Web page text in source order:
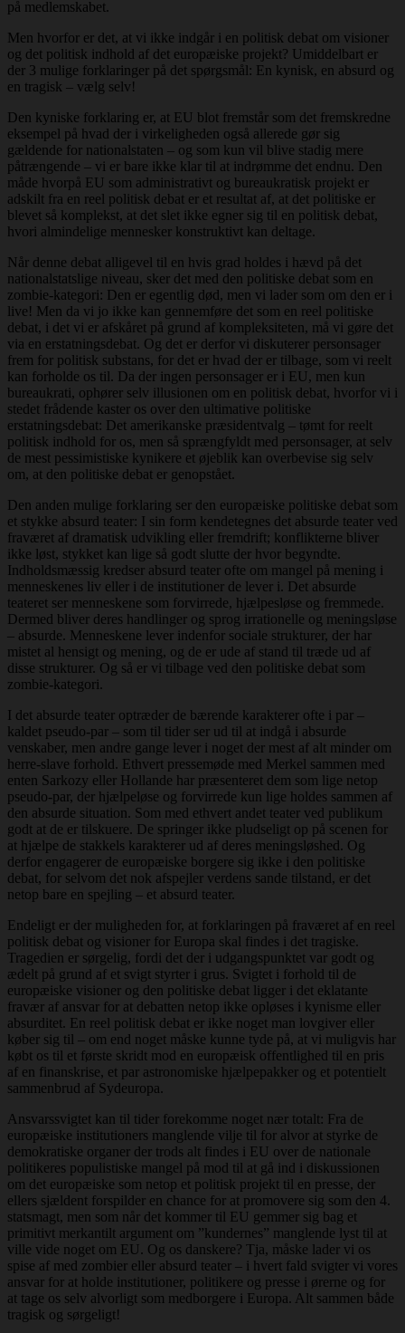
på medlemskabet.
Men hvorfor er det, at vi ikke indgår i en politisk debat om visioner
og det politisk indhold af det europæiske projekt? Umiddelbart er
der 3 mulige forklaringer på det spørgsmål: En kynisk, en absurd og
en tragisk – vælg selv!
Den kyniske forklaring er, at EU blot fremstår som det fremskredne
eksempel på hvad der i virkeligheden også allerede gør sig
gældende for nationalstaten – og som kun vil blive stadig mere
påtrængende – vi er bare ikke klar til at indrømme det endnu. Den
måde hvorpå EU som administrativt og bureaukratisk projekt er
adskilt fra en reel politisk debat er et resultat af, at det politiske er
blevet så komplekst, at det slet ikke egner sig til en politisk debat,
hvori almindelige mennesker konstruktivt kan deltage.
Når denne debat alligevel til en hvis grad holdes i hævd på det
nationalstatslige niveau, sker det med den politiske debat som en
zombie-kategori: Den er egentlig død, men vi lader som om den er i
live! Men da vi jo ikke kan gennemføre det som en reel politiske
debat, i det vi er afskåret på grund af kompleksiteten, må vi gøre det
via en erstatningsdebat. Og det er derfor vi diskuterer personsager
frem for politisk substans, for det er hvad der er tilbage, som vi reelt
kan forholde os til. Da der ingen personsager er i EU, men kun
bureaukrati, ophører selv illusionen om en politisk debat, hvorfor vi i
stedet frådende kaster os over den ultimative politiske
erstatningsdebat: Det amerikanske præsidentvalg – tømt for reelt
politisk indhold for os, men så sprængfyldt med personsager, at selv
de mest pessimistiske kynikere et øjeblik kan overbevise sig selv
om, at den politiske debat er genopstået.
Den anden mulige forklaring ser den europæiske politiske debat som
et stykke absurd teater: I sin form kendetegnes det absurde teater ved
fraværet af dramatisk udvikling eller fremdrift; konflikterne bliver
ikke løst, stykket kan lige så godt slutte der hvor begyndte.
Indholdsmæssig kredser absurd teater ofte om mangel på mening i
menneskenes liv eller i de institutioner de lever i. Det absurde
teateret ser menneskene som forvirrede, hjælpesløse og fremmede.
Dermed bliver deres handlinger og sprog irrationelle og meningsløse
– absurde. Menneskene lever indenfor sociale strukturer, der har
mistet al hensigt og mening, og de er ude af stand til træde ud af
disse strukturer. Og så er vi tilbage ved den politiske debat som
zombie-kategori.
I det absurde teater optræder de bærende karakterer ofte i par –
kaldet pseudo-par – som til tider ser ud til at indgå i absurde
venskaber, men andre gange lever i noget der mest af alt minder om
herre-slave forhold. Ethvert pressemøde med Merkel sammen med
enten Sarkozy eller Hollande har præsenteret dem som lige netop
pseudo-par, der hjælpeløse og forvirrede kun lige holdes sammen af
den absurde situation. Som med ethvert andet teater ved publikum
godt at de er tilskuere. De springer ikke pludseligt op på scenen for
at hjælpe de stakkels karakterer ud af deres meningsløshed. Og
derfor engagerer de europæiske borgere sig ikke i den politiske
debat, for selvom det nok afspejler verdens sande tilstand, er det
netop bare en spejling – et absurd teater.
Endeligt er der muligheden for, at forklaringen på fraværet af en reel
politisk debat og visioner for Europa skal findes i det tragiske.
Tragedien er sørgelig, fordi det der i udgangspunktet var godt og
ædelt på grund af et svigt styrter i grus. Svigtet i forhold til de
europæiske visioner og den politiske debat ligger i det eklatante
fravær af ansvar for at debatten netop ikke opløses i kynisme eller
absurditet. En reel politisk debat er ikke noget man lovgiver eller
køber sig til – om end noget måske kunne tyde på, at vi muligvis har
købt os til et første skridt mod en europæisk offentlighed til en pris
af en finanskrise, et par astronomiske hjælpepakker og et potentielt
sammenbrud af Sydeuropa.
Ansvarssvigtet kan til tider forekomme noget nær totalt: Fra de
europæiske institutioners manglende vilje til for alvor at styrke de
demokratiske organer der trods alt findes i EU over de nationale
politikeres populistiske mangel på mod til at gå ind i diskussionen
om det europæiske som netop et politisk projekt til en presse, der
ellers sjældent forspilder en chance for at promovere sig som den 4.
statsmagt, men som når det kommer til EU gemmer sig bag et
primitivt merkantilt argument om ”kundernes” manglende lyst til at
ville vide noget om EU. Og os danskere? Tja, måske lader vi os
spise af med zombier eller absurd teater – i hvert fald svigter vi vores
ansvar for at holde institutioner, politikere og presse i ørerne og for
at tage os selv alvorligt som medborgere i Europa. Alt sammen både
tragisk og sørgeligt!